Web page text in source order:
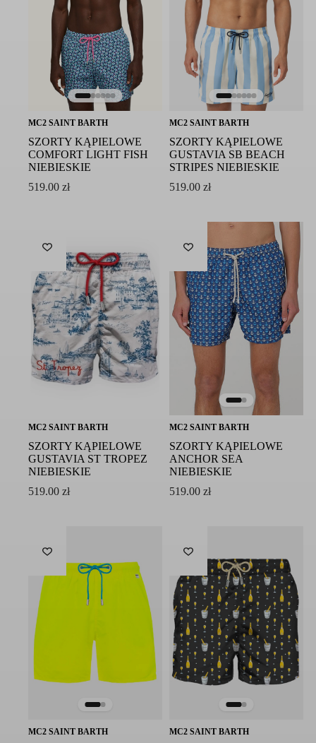
MC2 SAINT BARTH
SZORTY KĄPIELOWE
COMFORT LIGHT FISH
NIEBIESKIE
519.00 zł
MC2 SAINT BARTH
SZORTY KĄPIELOWE
GUSTAVIA SB BEACH
STRIPES NIEBIESKIE
519.00zł
MC2 SAINT BARTH
SZORTY KĄPIELOWE
GUSTAVIA ST TROPEZ
NIEBIESKIE
519.00 zł
MC2 SAINT BARTH
SZORTY KĄPIELOWE
ANCHOR SEA
NIEBIESKIE
519.00zł
MC2 SAINT BARTH MC2 SAINT BARTH